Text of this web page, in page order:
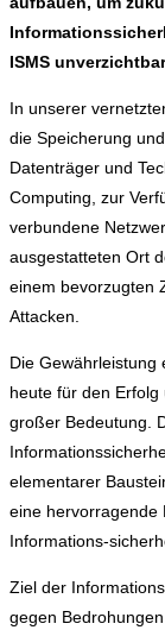
ISMS
In unserer
die Speicherung
Datenträger und
Computing, zur
verbundene
ausgestatteten Ort
einem bevorzugten
Attacken.
Die Gewährleistung
heute für den
großer Bedeutung.
elementarer
eine hervorragende
Informations-
Ziel der
gegen